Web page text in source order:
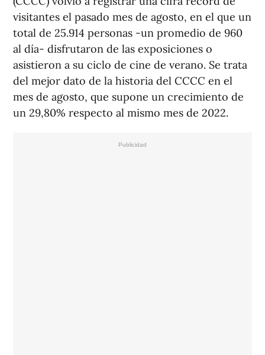
visitantes el pasado mes de agosto, en el que un
total de 25.914 personas -un promedio de 960
al día- disfrutaron de las exposiciones o
asistieron a su ciclo de cine de verano. Se trata
del mejor dato de la historia del CCCC en el
mes de agosto, que supone un crecimiento de
un 29,80% respecto al mismo mes de 2022.